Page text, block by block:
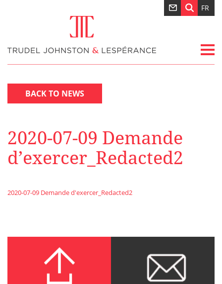
FR
BACK TO NEWS
2020-07-09 Demande
d’exercer_Redacted2
2020-07-09 Demande d'exercer_Redacted2